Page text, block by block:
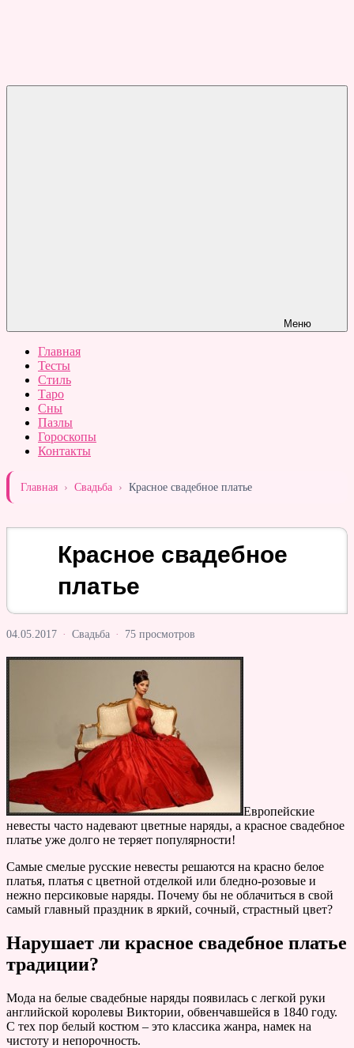
Меню
Главная
Тесты
Стиль
Таро
Сны
Пазлы
Гороскопы
Контакты
Главная › Свадьба › Красное свадебное платье
Красное свадебное
платье
04.05.2017 · Свадьба · 75 просмотров
Европейские
невесты часто надевают цветные наряды, а красное свадебное
платье уже долго не теряет популярности!
Самые смелые русские невесты решаются на красно белое
платья, платья с цветной отделкой или бледно-розовые и
нежно персиковые наряды. Почему бы не облачиться в свой
самый главный праздник в яркий, сочный, страстный цвет?
Нарушает ли красное свадебное платье
традиции?
Мода на белые свадебные наряды появилась с легкой руки
английской королевы Виктории, обвенчавшейся в 1840 году.
С тех пор белый костюм – это классика жанра, намек на
чистоту и непорочность.